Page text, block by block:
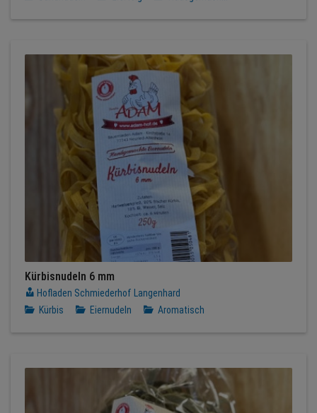
Kürbisnudeln 6 mm
Hofladen Schmiederhof Langenhard
Kürbis
Eiernudeln Aromatisch